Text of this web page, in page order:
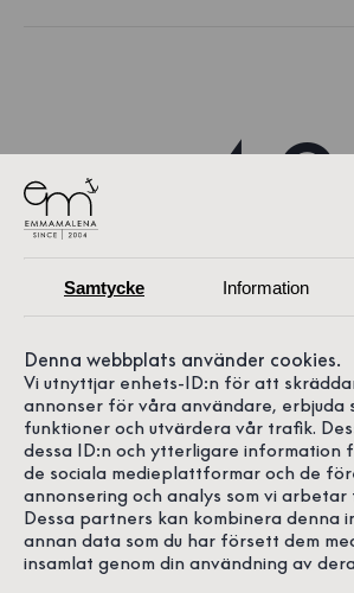
4.9
181 recensioner på
Samtycke Information
Denna webbplats använder cookies.
Vi utnyttjar enhets-ID:n för att
annonser för våra användare, erbjuda
funktioner och utvärdera vår trafik.
dessa ID:n och ytterligare information
de sociala medieplattformar och de
annonsering och analys som vi arbetar
Dessa partners kan kombinera denna
annan data som du har försett dem
insamlat genom din användning av